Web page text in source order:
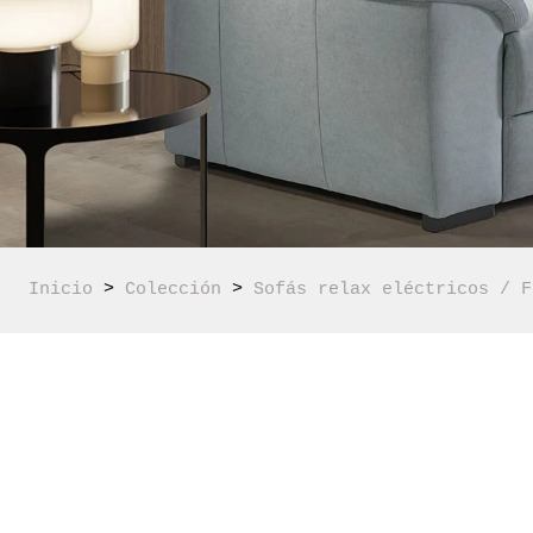
Inicio > Colección > Sofás relax eléctricos /